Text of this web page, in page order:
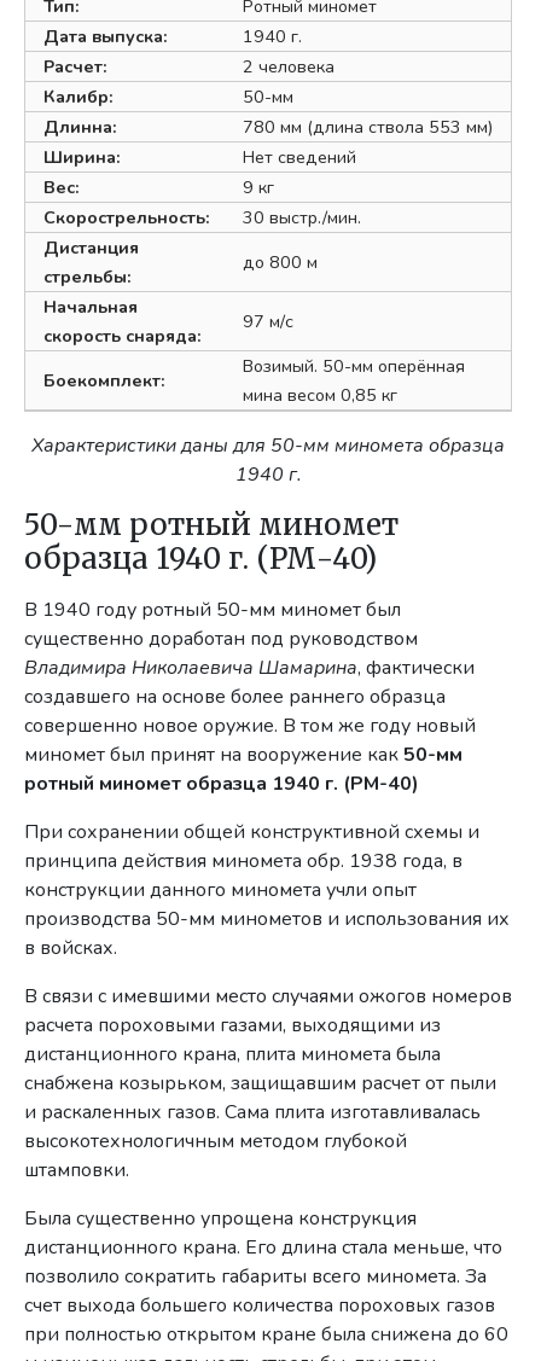
Тип:
Ротный миномет
Дата выпуска:
1940 г.
Расчет:
2 человека
Калибр:
50-мм
Длинна:
780 мм (длина ствола 553 мм)
Ширина:
Нет сведений
Вес:
9 кг
Скорострельность:
30 выстр./мин.
Дистанция
стрельбы:
до 800 м
Начальная
скорость снаряда:
97 м/с
Боекомплект:
Возимый. 50-мм оперённая
мина весом 0,85 кг
Характеристики даны для 50-мм миномета образца
1940 г.
50-мм ротный миномет
образца 1940 г. (РМ-40)
В 1940 году ротный 50-мм миномет был
существенно доработан под руководством
Владимира Николаевича Шамарина, фактически
создавшего на основе более раннего образца
совершенно новое оружие. В том же году новый
миномет был принят на вооружение как 50-мм
ротный миномет образца 1940 г. (РМ-40)
При сохранении общей конструктивной схемы и
принципа действия миномета обр. 1938 года, в
конструкции данного миномета учли опыт
производства 50-мм минометов и использования их
в войсках.
В связи с имевшими место случаями ожогов номеров
расчета пороховыми газами, выходящими из
дистанционного крана, плита миномета была
снабжена козырьком, защищавшим расчет от пыли
и раскаленных газов. Сама плита изготавливалась
высокотехнологичным методом глубокой
штамповки.
Была существенно упрощена конструкция
дистанционного крана. Его длина стала меньше, что
позволило сократить габариты всего миномета. За
счет выхода большего количества пороховых газов
при полностью открытом кране была снижена до 60